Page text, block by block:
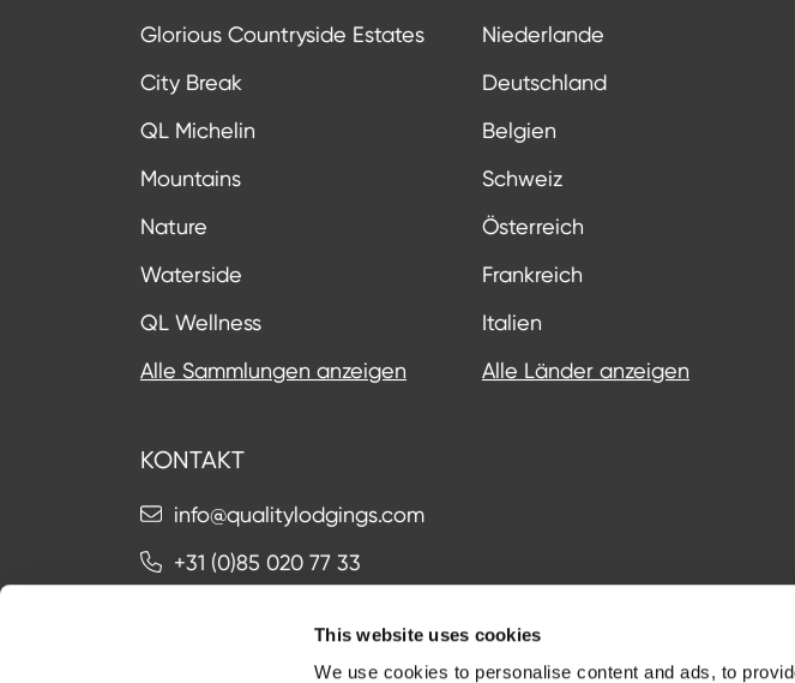
This website uses cookies
We use cookies to personalise content and ads, to
Glorious Countryside Estates
City Break
QL Michelin
Mountains
Nature
Waterside
QL Wellness
Alle Sammlungen anzeigen
Niederlande
Deutschland
Belgien
Schweiz
Österreich
Frankreich
Italien
Alle Länder anzeigen
KONTAKT
info@qualitylodgings.com
+31 (0)85 020 77 33
Kontakt